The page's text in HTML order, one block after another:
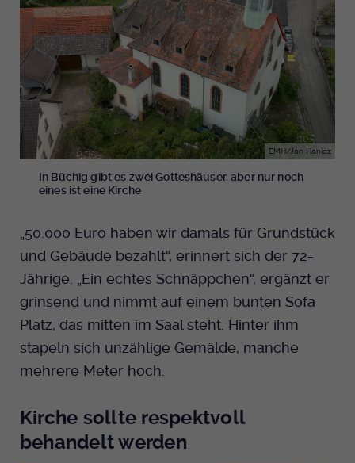
EMH/Jan Hanicz
In Büchig gibt es zwei Gotteshäuser, aber nur noch
eines ist eine Kirche
„50.000 Euro haben wir damals für Grundstück
und Gebäude bezahlt“, erinnert sich der 72-
Jährige. „Ein echtes Schnäppchen“, ergänzt er
grinsend und nimmt auf einem bunten Sofa
Platz, das mitten im Saal steht. Hinter ihm
stapeln sich unzählige Gemälde, manche
mehrere Meter hoch.
Kirche sollte respektvoll
behandelt werden